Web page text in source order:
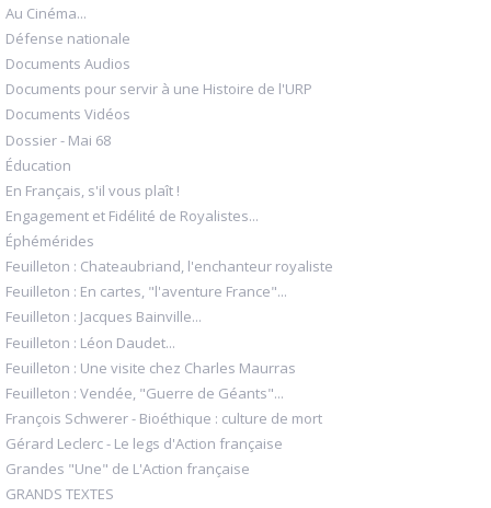
Au Cinéma...
Défense nationale
Documents Audios
Documents pour servir à une Histoire de l'URP
Documents Vidéos
Dossier - Mai 68
Éducation
En Français, s'il vous plaît !
Engagement et Fidélité de Royalistes...
Éphémérides
Feuilleton : Chateaubriand, l'enchanteur royaliste
Feuilleton : En cartes, "l'aventure France"...
Feuilleton : Jacques Bainville...
Feuilleton : Léon Daudet...
Feuilleton : Une visite chez Charles Maurras
Feuilleton : Vendée, "Guerre de Géants"...
François Schwerer - Bioéthique : culture de mort
Gérard Leclerc - Le legs d'Action française
Grandes "Une" de L'Action française
GRANDS TEXTES